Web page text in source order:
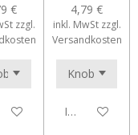
€
zzgl.
Warenkorb
4,79 €
inkl. MwSt zzgl.
Versandkosten
In den